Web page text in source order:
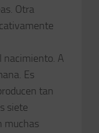
Otra
nacimiento. A
Es
tan
siete
muchas